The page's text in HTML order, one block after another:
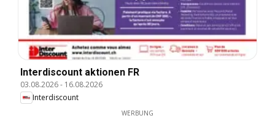
Interdiscount aktionen FR
03.08.2026- 16.08.2026
Interdiscount
WERBUNG